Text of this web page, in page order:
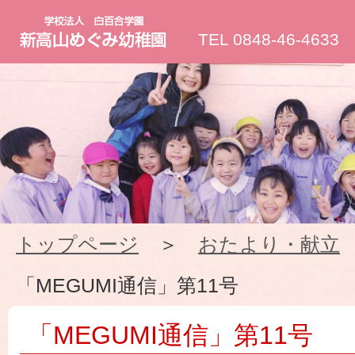
新
高
山
め
ぐ
み
幼
TEL 0848-46-4633
トップページ ＞ おたより・献立
「MEGUMI通信」第11号
「MEGUMI通信」第11号